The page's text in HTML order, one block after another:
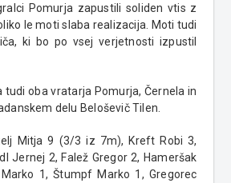
Pomurja zapustili soliden vtis z
le moti slaba realizacija. Moti tudi
ki bo po vsej verjetnosti izpustil
tudi oba vratarja Pomurja, Černela in
delu Beloševič Tilen.
Mitja 9 (3/3 iz 7m), Kreft Robi 3,
Jernej 2, Falež Gregor 2, Hameršak
1, Štumpf Marko 1, Gregorec